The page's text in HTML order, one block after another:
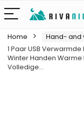
Home Hand- and
1 Paar USB
Winter Handen
Volledige…